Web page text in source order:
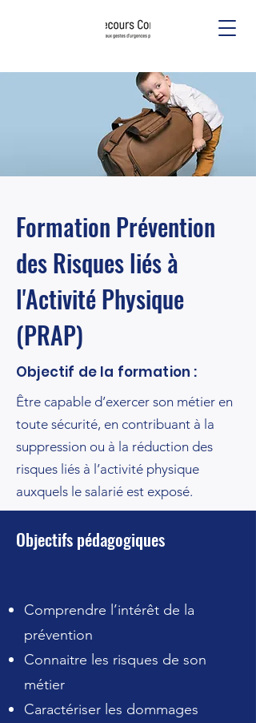
Formation Prévention
des Risques liés à
l'Activité Physique
(PRAP)
Objectif de la formation :
Être capable d’exercer son métier en
toute sécurité, en contribuant à la
suppression ou à la réduction des
risques liés à l’activité physique
auxquels le salarié est exposé.
Objectifs pédagogiques
Comprendre l’intérêt de la
prévention
Connaitre les risques de son
métier
Caractériser les dommages